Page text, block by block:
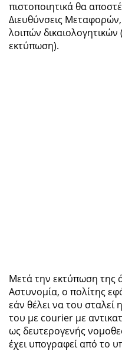
πιστοποιητικά θα
Διευθύνσεις
λοιπών
εκτύπωση).
Μετά την εκτύπωση της
Αστυνομία, ο πολίτης
εάν θέλει να του σταλεί
του με courier με
ως δευτερογενής
έχει υπογραφεί από το